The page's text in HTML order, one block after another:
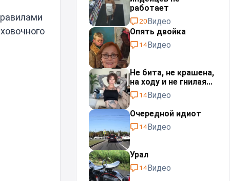
работает
20Видео
Опять двойка
14Видео
Не бита, не крашена,
на ходу и не гнилая...
14Видео
Очередной идиот
14Видео
Урал⁠⁠
14Видео